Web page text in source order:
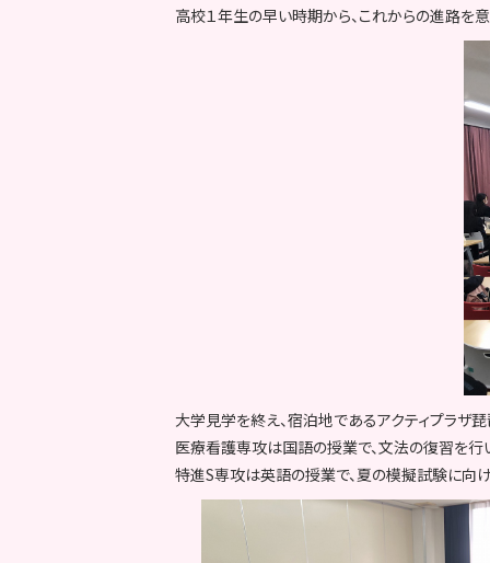
高校１年生の早い時期から、これからの進路を
大学見学を終え、宿泊地であるアクティプラザ
医療看護専攻は国語の授業で、文法の復習を行
特進S専攻は英語の授業で、夏の模擬試験に向